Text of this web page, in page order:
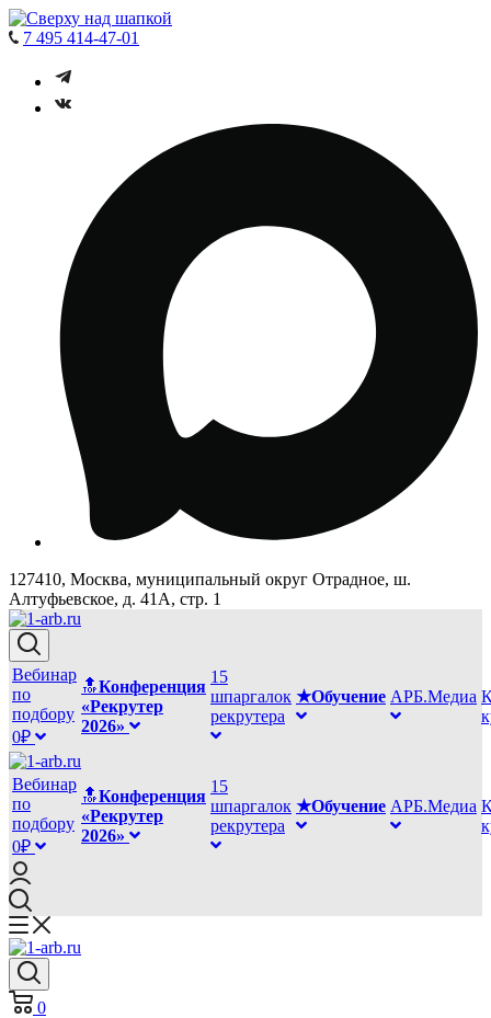
7 495 414-47-01
127410, Москва, муниципальный округ Отрадное, ш.
Алтуфьевское, д. 41А, стр. 1
Вебинар
по
подбору
0₽
🔝Конференция
«Рекрутер
2026»
15
шпаргалок
рекрутера
★Обучение АРБ.Медиа
Вебинар
по
подбору
0₽
🔝Конференция
«Рекрутер
2026»
15
шпаргалок
рекрутера
★Обучение АРБ.Медиа
0